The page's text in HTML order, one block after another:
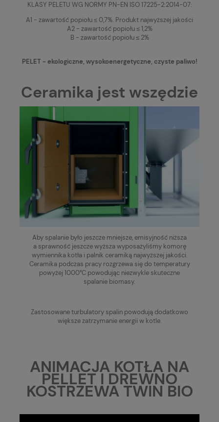
KLASY PELETU WG NORMY PN-EN ISO 17225-2:2014-07:
A1 - zawartość popiołu ≤ 0,7%. Produkt najwyższej jakości
A2 - zawartość popiołu ≤ 1,2%
B - zawartość popiołu ≤ 2%
PELET - ekologiczne, wysokoenergetyczne, czyste paliwo!
Ceramika jest wszędzie
Aby spalanie było jeszcze mniejsze, emisyjność niższa
a sprawność jeszcze wyższa wyposażyliśmy komorę
wymiennika kotła i palnik ceramiką najwyższej jakości.
Ceramika podczas pracy rozgrzewa się do temperatury
powyżej 1000°C powodując niezwykle skuteczne
spalanie biomasy.
Zastosowane turbulatory spalin powodują dodatkowo
większe zatrzymanie energii w kotle.
ANIMACJA KOTŁA NA
PELLET I DREWNO
KOSTRZEWA TWIN BIO